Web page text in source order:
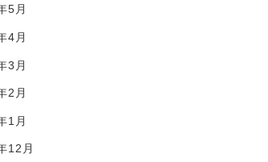
5月
4月
3月
2月
1月
12月